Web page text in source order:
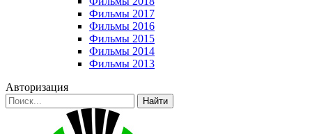
Фильмы 2017
Фильмы 2016
Фильмы 2015
Фильмы 2014
Фильмы 2013
Авторизация
Найти